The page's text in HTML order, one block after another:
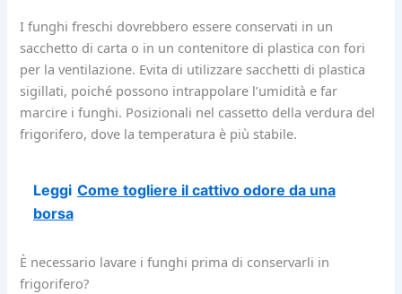
I funghi freschi dovrebbero essere conservati in un
sacchetto di carta o in un contenitore di plastica con fori
per la ventilazione. Evita di utilizzare sacchetti di plastica
sigillati, poiché possono intrappolare l’umidità e far
marcire i funghi. Posizionali nel cassetto della verdura del
frigorifero, dove la temperatura è più stabile.
Leggi Come togliere il cattivo odore da una
borsa
È necessario lavare i funghi prima di conservarli in
frigorifero?